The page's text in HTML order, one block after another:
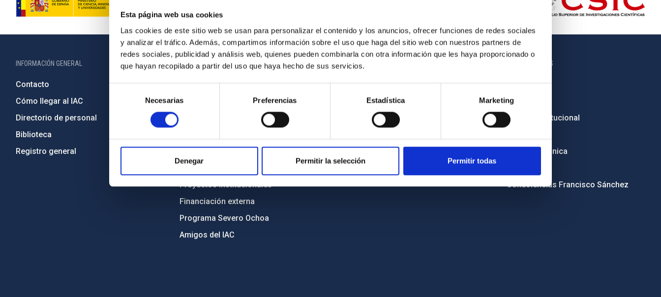
Esta página web usa cookies
Las cookies de este sitio web se usan para personalizar el contenido y los anuncios, ofrecer funciones de redes sociales
y analizar el tráfico. Además, compartimos información sobre el uso que haga del sitio web con nuestros partners de
redes sociales, publicidad y análisis web, quienes pueden combinarla con otra información que les haya proporcionado o
que hayan recopilado a partir del uso que haya hecho de sus servicios.
consentimiento
Necesarias Preferencias Estadística Marketing
Denegar Permitir la selección Permitir todas
INFORMACIÓN GENERAL
Contacto
Cómo llegar al IAC
Directorio de personal
Biblioteca
Registro general
INFORMACIÓN INSTITUCIONAL
Legislación
Transparencia
Código ético y política antifraude
Forever IAC
Medio Ambiente y Sostenibilidad
Proyectos institucionales
Financiación externa
Programa Severo Ochoa
Amigos del IAC
PORTAL DEL IAC
Mapa web
Políticas de privacidad
Aviso legal
Accesibilidad
OTROS ENLACES
Empleo
Licitaciones
Imagen institucional
Sede electrónica
Condolencias Francisco Sánchez